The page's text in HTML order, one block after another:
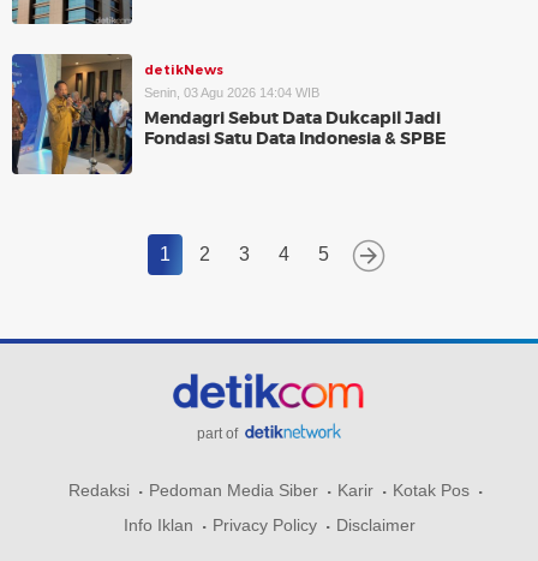
detikNews
Senin, 03 Agu 2026 14:04 WIB
Mendagri Sebut Data Dukcapil Jadi
Fondasi Satu Data Indonesia & SPBE
1 2 3 4 5
part of
Redaksi Pedoman Media Siber Karir
Kotak Pos
Info Iklan
Privacy Policy Disclaimer